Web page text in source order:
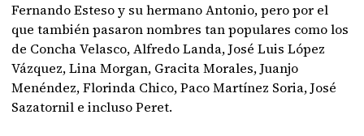
Fernando Esteso y su hermano Antonio, pero por el
que también pasaron nombres tan populares como los
de Concha Velasco, Alfredo Landa, José Luis López
Vázquez, Lina Morgan, Gracita Morales, Juanjo
Menéndez, Florinda Chico, Paco Martínez Soria, José
Sazatornil e incluso Peret.